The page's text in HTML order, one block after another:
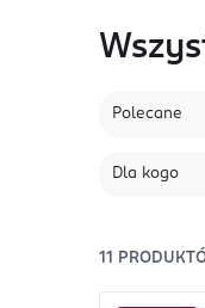
Polecane
Dla kogo
11